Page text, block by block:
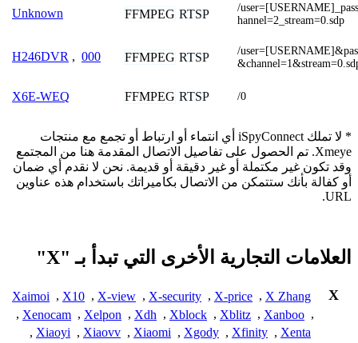
Unknown FFMPEG RTSP
/
hannel=2_stream=0.sdp
H246DVR , 000 FFMPEG RTSP
/
X6E-WEQ FFMPEG RTSP /0
* لا تملك iSpyConnect أي انتماء أو ارتباط أو تجمع مع منتجات
Xmeye. تم الحصول على تفاصيل الاتصال المقدمة هنا من المجتمع
وقد تكون غير مكتملة أو غير دقيقة أو قديمة. نحن لا نقدم أي ضمان
أو كفالة بأنك ستتمكن من الاتصال بكاميراتك باستخدام هذه عناوين
URL.
العلامات التجارية الأخرى التي تبدأ بـ "X"
X
X Zhang
,
X-price
,
X-security
,
X-view
,
X10
,
Xaimoi
,
Xanboo
,
Xblitz
,
Xblock
,
Xdh
,
Xelpon
,
Xenocam
,
Xenta
,
Xfinity
,
Xgody
,
Xiaomi
,
Xiaovv
,
Xiaoyi
,